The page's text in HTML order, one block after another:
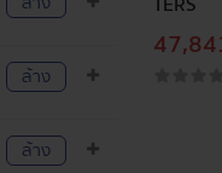
ล้าง
ล้าง